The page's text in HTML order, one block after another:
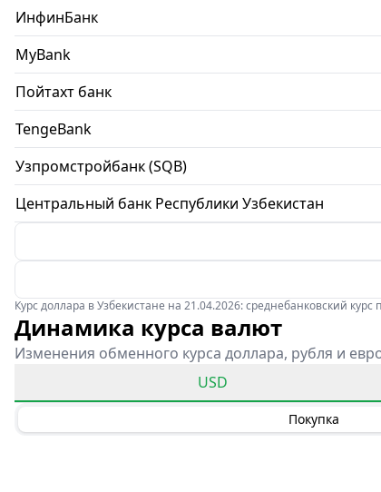
ИнфинБанк
MyBank
Пойтахт банк
TengeBank
Узпромстройбанк (SQB)
Центральный банк Республики Узбекистан
Курс доллара в Узбекистане на 21.04.2026: среднебанковский
Динамика курса валют
Изменения обменного курса доллара, рубля и
USD
Покупка